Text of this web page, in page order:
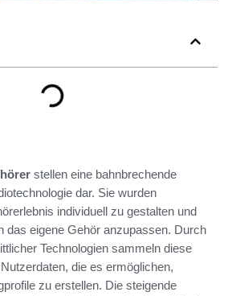
stellen eine bahnbrechende
dar. Sie wurden
individuell zu gestalten und
das eigene Gehör anzupassen. Durch
Technologien sammeln diese
die es ermöglichen,
zu erstellen. Die steigende